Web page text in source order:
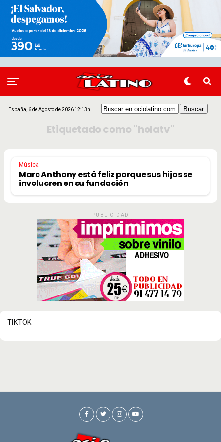
España, 6 de Agosto de 2026 12:13h
Etiquetado como "holatv"
Música
Marc Anthony está feliz porque sus hijos se
involucren en su fundación
PUBLICIDAD
TIKTOK